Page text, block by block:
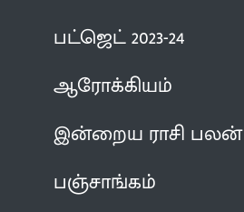
பட்ஜெட் 2023-24
ஆரோக்கியம்
இன்றைய ராசி பலன்
பஞ்சாங்கம்